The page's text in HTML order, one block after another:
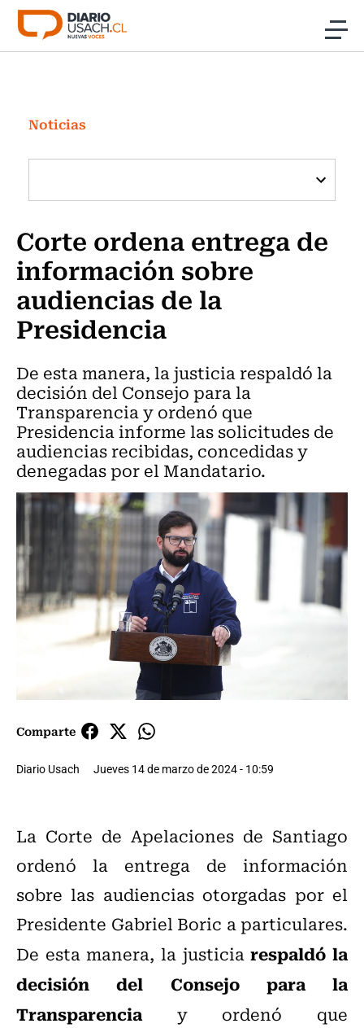
Click acá para ir directamente al contenido
Investigación
Cultura
Programas Radio y TV Usach
Noticias
Corte ordena entrega de
información sobre
audiencias de la
Presidencia
De esta manera, la justicia respaldó la
decisión del Consejo para la
Transparencia y ordenó que
Presidencia informe las solicitudes de
audiencias recibidas, concedidas y
denegadas por el Mandatario.
Comparte
Diario Usach Jueves 14 de marzo de 2024 - 10:59
La Corte de Apelaciones de Santiago
ordenó la entrega de información
sobre las audiencias otorgadas por el
Presidente Gabriel Boric a particulares.
De esta manera, la justiciarespaldó la
decisión del Consejo para la
Transparencia y ordenó que